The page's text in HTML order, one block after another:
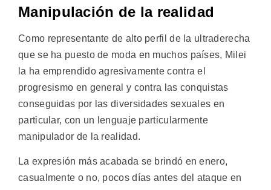
Manipulación de la realidad
Como representante de alto perfil de la ultraderecha
que se ha puesto de moda en muchos países, Milei
la ha emprendido agresivamente contra el
progresismo en general y contra las conquistas
conseguidas por las diversidades sexuales en
particular, con un lenguaje particularmente
manipulador de la realidad.
La expresión más acabada se brindó en enero,
casualmente o no, pocos días antes del ataque en